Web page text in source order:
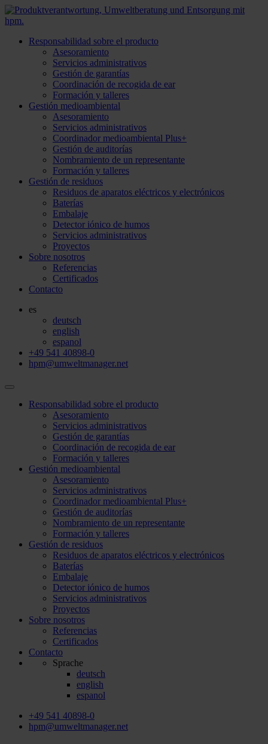
Responsabilidad sobre el producto
Asesoramiento
Servicios administrativos
Gestión de garantías
Coordinación de recogida de ear
Formación y talleres
Gestión medioambiental
Asesoramiento
Servicios administrativos
Coordinador medioambiental Plus+
Gestión de auditorías
Nombramiento de un representante
Formación y talleres
Gestión de residuos
Residuos de aparatos eléctricos y electrónicos
Baterías
Embalaje
Detector iónico de humos
Servicios administrativos
Proyectos
Sobre nosotros
Referencias
Certificados
Contacto
es
deutsch
english
espanol
+49 541 40898-0
hpm@umweltmanager.net
Responsabilidad sobre el producto
Asesoramiento
Servicios administrativos
Gestión de garantías
Coordinación de recogida de ear
Formación y talleres
Gestión medioambiental
Asesoramiento
Servicios administrativos
Coordinador medioambiental Plus+
Gestión de auditorías
Nombramiento de un representante
Formación y talleres
Gestión de residuos
Residuos de aparatos eléctricos y electrónicos
Baterías
Embalaje
Detector iónico de humos
Servicios administrativos
Proyectos
Sobre nosotros
Referencias
Certificados
Contacto
Sprache
deutsch
english
espanol
+49 541 40898-0
hpm@umweltmanager.net